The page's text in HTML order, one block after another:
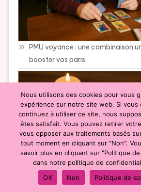
PMU voyance : une combinaison
booster vos paris
Nous utilisons des cookies pour vous
expérience sur notre site web. Si vous
continuez à utiliser ce site, nous
êtes satisfait. Vous pouvez retirer
vous opposer aux traitements basés
tout moment en cliquant sur "Non".
savoir plus en cliquant sur "Politique
dans notre politique de
OK
Non Politique de